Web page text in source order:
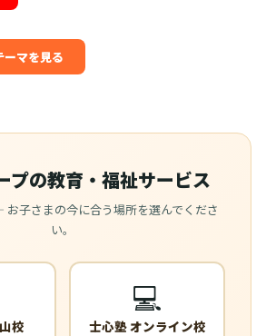
ーマを見る
プの教育・福祉サービス
子さまの今に合う場所を選んでくださ
い。
校
💻
士心塾 オンライン校